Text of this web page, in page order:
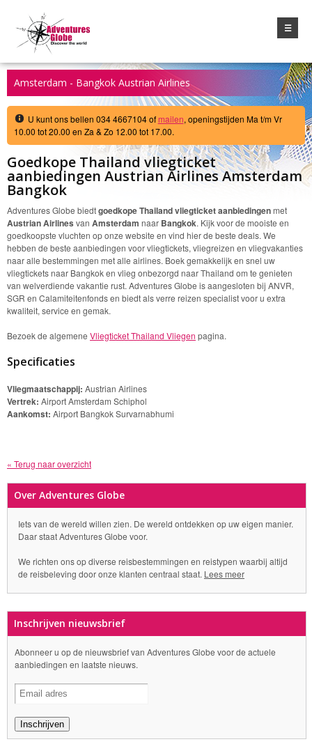
☰
Amsterdam - Bangkok Austrian Airlines
U kunt ons bellen 034 4667104 of mailen, openingstijden Ma t/m Vr
10.00 tot 20.00 en Za & Zo 12.00 tot 17.00.
Goedkope Thailand vliegticket
aanbiedingen Austrian Airlines Amsterdam
Bangkok
Adventures Globe biedtgoedkope Thailand vliegticket aanbiedingenmet
Austrian Airlines van Amsterdam naar Bangkok. Kijk voor de mooiste en
goedkoopste vluchten op onze website en vind hier de beste deals. We
hebben de beste aanbiedingen voor vliegtickets, vliegreizen en vliegvakanties
naar alle bestemmingen met alle airlines. Boek gemakkelijk en snel uw
vliegtickets naar Bangkok en vlieg onbezorgd naar Thailand om te genieten
van welverdiende vakantie rust. Adventures Globe is aangesloten bij ANVR,
SGR en Calamiteitenfonds en biedt als verre reizen specialist voor u extra
kwaliteit, service en gemak.
Bezoek de algemene Vliegticket Thailand Vliegen pagina.
Specificaties
Vliegmaatschappij: Austrian Airlines
Vertrek: Airport Amsterdam Schiphol
Aankomst: Airport Bangkok Survarnabhumi
« Terug naar overzicht
Over Adventures Globe
Iets van de wereld willen zien. De wereld ontdekken op uw eigen manier.
Daar staat Adventures Globe voor.
We richten ons op diverse reisbestemmingen en reistypen waarbij altijd
de reisbeleving door onze klanten centraal staat. Lees meer
Inschrijven nieuwsbrief
Abonneer u op de nieuwsbrief van Adventures Globe voor de actuele
aanbiedingen en laatste nieuws.